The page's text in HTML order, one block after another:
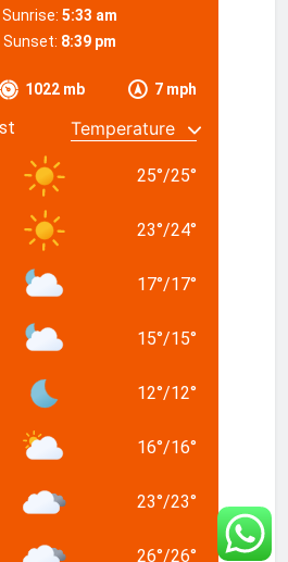
1022 mb 7 mph
Sunrise: 5:33 am
Sunset: 8:39 pm
25°/25°
23°/24°
17°/17°
15°/15°
12°/12°
16°/16°
23°/23°
26°/26°